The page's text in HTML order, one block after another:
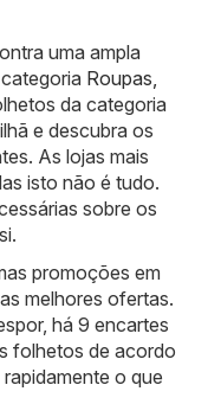
uma ampla
Roupas,
da categoria
e descubra os
As lojas mais
isto não é tudo.
sobre os
promoções em
melhores ofertas.
há 9 encartes
folhetos de acordo
o que